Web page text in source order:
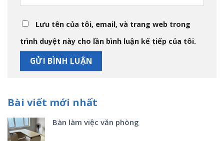
Lưu tên của tôi, email, và trang web trong
trình duyệt này cho lần bình luận kế tiếp của tôi.
Bài viết mới nhất
Bàn làm việc văn phòng